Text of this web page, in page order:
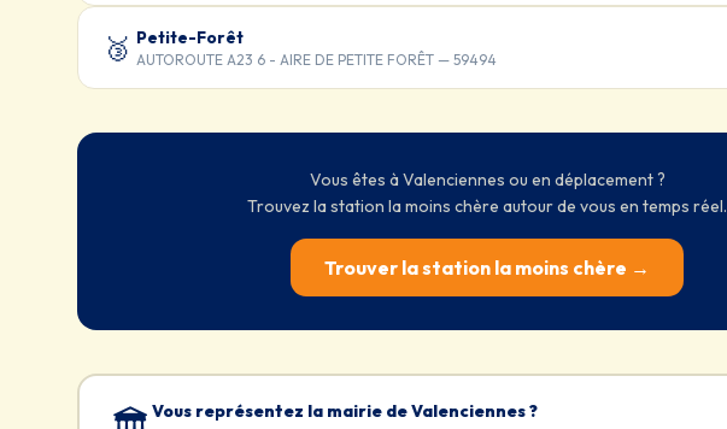
🥉 Petite-Forêt
AUTOROUTE A23 6 - AIRE DE PETITE FORÊT — 59494
Vous êtes à Valenciennes ou en déplacement ?
Trouvez la station la moins chère autour de vous en temps réel.
Trouver la station la moins chère →
Vous représentez la mairie de Valenciennes ?